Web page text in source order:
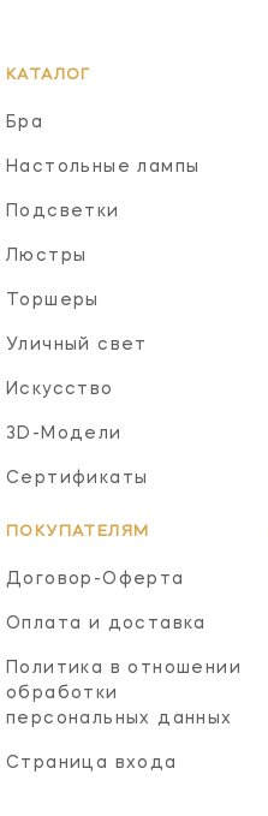
КАТАЛОГ
Бра
Настольные лампы
Подсветки
Люстры
Торшеры
Уличный свет
Искусство
3D-Модели
Сертификаты
ПОКУПАТЕЛЯМ
Договор-Оферта
Оплата и доставка
Политика в отношении
обработки
персональных данных
Страница входа